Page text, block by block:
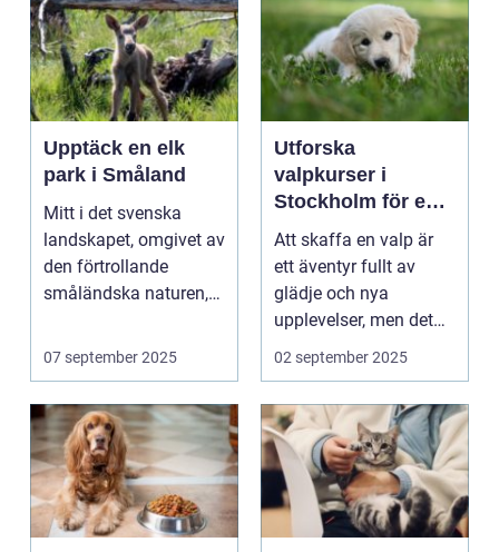
Upptäck en elk
park i Småland
Mitt i det svenska
landskapet, omgivet av
den förtrollande
småländska naturen,
07 september 2025
Utforska
valpkurser i
Stockholm för en
lycklig och
välanpassad valp
Att skaffa en valp är
ett äventyr fullt av
glädje och nya
upplevelser, men det
st&aum...
02 september 2025